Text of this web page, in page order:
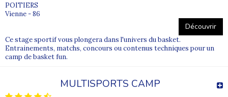
POITIERS
Vienne - 86
Découvrir
Ce stage sportif vous plongera dans l'univers du basket.
Entrainements, matchs, concours ou contenus techniques pour un
camp de basket fun.
MULTISPORTS CAMP